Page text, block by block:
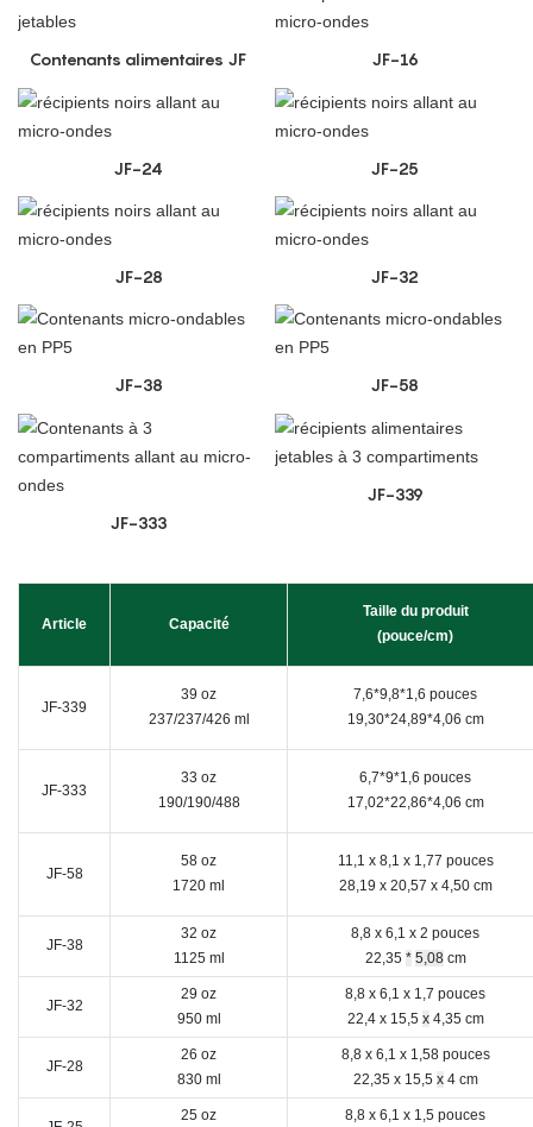
Contenants alimentaires JF JF-16
JF-24 JF-25
JF-28 JF-32
JF-38 JF-58
JF-333
JF-339
Article Capacité
Taille du produit
(pouce/cm)
JF-339
39 oz
237/237/426 ml
7,6*9,8*1,6 pouces
19,30*24,89*4,06 cm
JF-333
33 oz
190/190/488
6,7*9*1,6 pouces
17,02*22,86*4,06 cm
JF-58
58 oz
1720 ml
11,1 x 8,1 x 1,77 pouces
28,19 x 20,57 x 4,50 cm
JF-38
32 oz
1125 ml
8,8 x 6,1 x 2 pouces
22,35 * 5,08cm
JF-32
29 oz
950 ml
8,8 x 6,1 x 1,7 pouces
22,4 x 15,5 x4,35 cm
JF-28
26 oz
830 ml
8,8 x 6,1 x 1,58 pouces
22,35 x 15,5 x4 cm
25 oz 8,8 x 6,1 x 1,5 pouces